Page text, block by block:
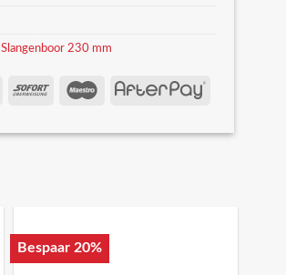
Slangenboor 230 mm
Bespaar 20%